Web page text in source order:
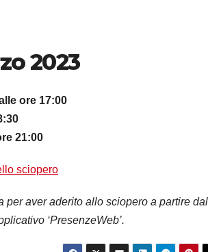
2023
ore 17:00
21:00
sciopero
per aver aderito allo sciopero a partire dal
‘PresenzeWeb’.